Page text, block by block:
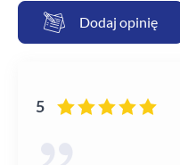
Dodaj opinię
5